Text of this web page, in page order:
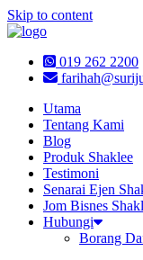
Skip to content
019 262 2200
Utama
Tentang Kami
Blog
Produk Shaklee
Testimoni
Senarai Ejen
Jom Bisnes
Hubungi
Borang